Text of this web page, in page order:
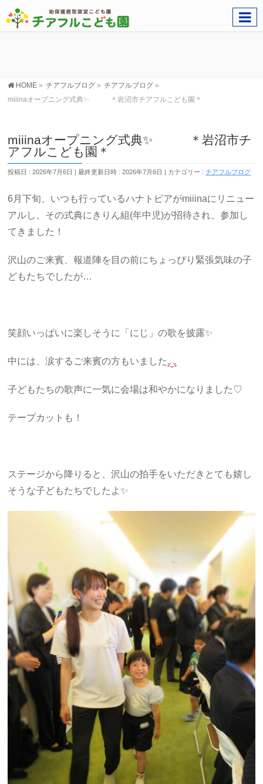
HOME » チアフルブログ » チアフルブログ »
miiinaオープニング式典✨ ＊岩沼市チアフルこども園＊
miiinaオープニング式典✨ ＊岩沼市チ
アフルこども園＊
投稿日 : 2026年7月6日 最終更新日時 : 2026年7月6日 カテゴリー :チアフルブログ
6月下旬、いつも行っているハナトピアがmiiinaにリニュー
アルし、その式典にきりん組(年中児)が招待され、参加し
てきました！
沢山のご来賓、報道陣を目の前にちょっぴり緊張気味の子
どもたちでしたが…
笑顔いっぱいに楽しそうに「にじ」の歌を披露✨
中には、涙するご来賓の方もいました
子どもたちの歌声に一気に会場は和やかになりました♡
テープカットも！
ステージから降りると、沢山の拍手をいただきとても嬉し
そうな子どもたちでしたよ✨